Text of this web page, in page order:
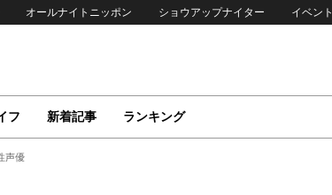
オールナイトニッポン ショウアップナイター イベント
フ 新着記事 ランキング
声優